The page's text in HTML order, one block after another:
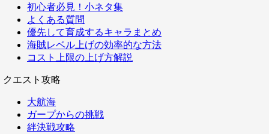
初心者必見！小ネタ集
よくある質問
優先して育成するキャラまとめ
海賊レベル上げの効率的な方法
コスト上限の上げ方解説
クエスト攻略
大航海
ガープからの挑戦
絆決戦攻略